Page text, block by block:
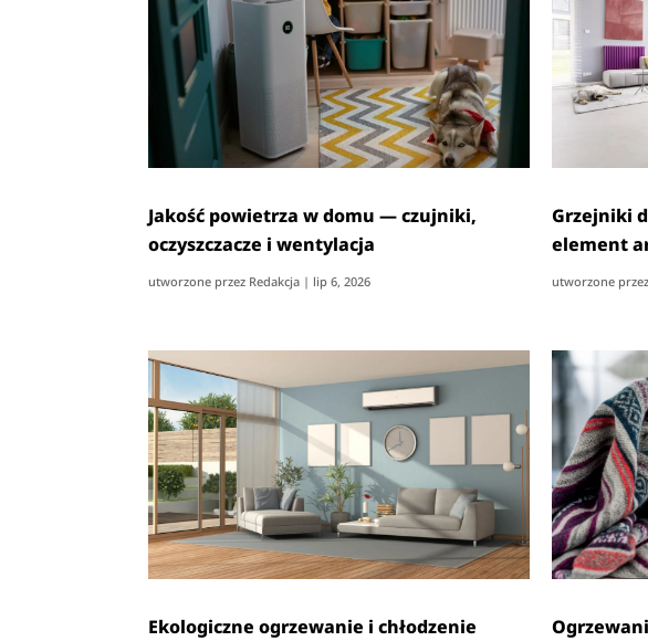
Jakość powietrza w domu — czujniki,
oczyszczacze i wentylacja
utworzone przez Redakcja | lip 6, 2026
Grzejniki
element
utworzone przez
Ekologiczne ogrzewanie i chłodzenie